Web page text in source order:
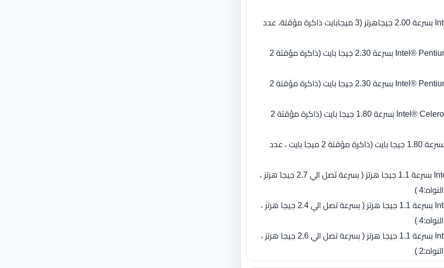
- معالج Intel® Core™ i3‎-6006U بسرعة 2.00 جيجاهرتز ‏(‏3 ميجابايت ذاكرة مؤقتة، عدد
- معالج Intel® Pentium® Processor 4417U بسرعة 2.30 جيجا بايت (ذاكرة مؤقتة 2
- معالج Intel® Pentium® Processor 4415U بسرعة 2.30 جيجا بايت (ذاكرة مؤقتة 2
- معالج Intel® Celeron® Processor 3867U بسرعة 1.80 جيجا بايت (ذاكرة مؤقتة 2
- معالج Intel Celeron 3865U بسرعة 1.80 جيجا بايت (ذاكرة مؤقتة 2 ميجا بايت ، عدد
- معالج Intel® Pentium® N5000 بسرعة 1.1 جيجا هرتز ( بسرعة تصل الي 2.7 جيجا هرتز ،
- معالج Intel® Celeron® N4100 بسرعة 1.1 جيجا هرتز ( بسرعة تصل الي 2.4 جيجا هرتز ،
- معالج Intel® Celeron® N4000 بسرعة 1.1 جيجا هرتز ( بسرعة تصل الي 2.6 جيجا هرتز ،